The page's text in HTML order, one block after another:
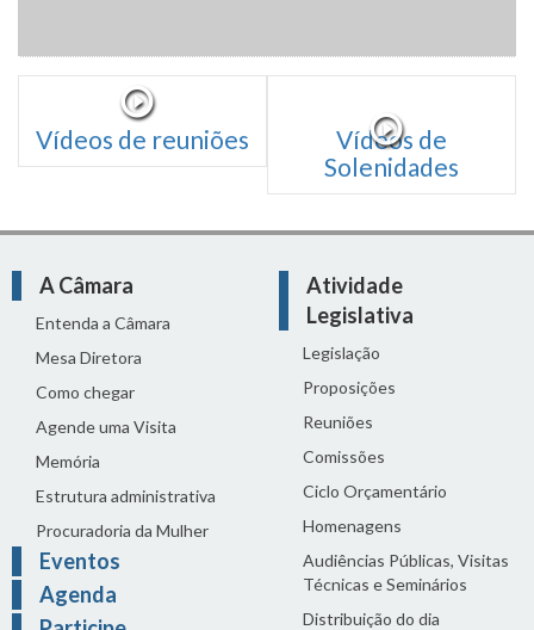
Vídeos de reuniões
Vídeos de
Solenidades
A Câmara
Entenda a Câmara
Mesa Diretora
Como chegar
Agende uma Visita
Memória
Estrutura administrativa
Procuradoria da Mulher
Eventos
Agenda
Atividade
Legislativa
Legislação
Proposições
Reuniões
Comissões
Ciclo Orçamentário
Homenagens
Audiências Públicas, Visitas
Técnicas e Seminários
Distribuição do dia